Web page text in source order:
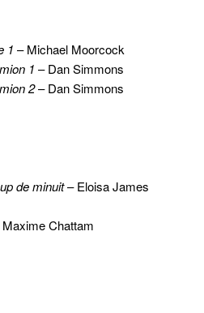
1 – Michael Moorcock
1 – Dan Simmons
2– Dan Simmons
de minuit– Eloisa James
Chattam